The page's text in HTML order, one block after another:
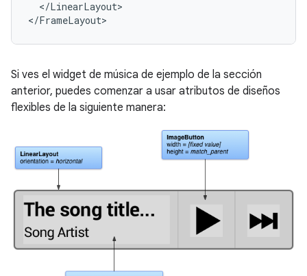
</LinearLayout>
</FrameLayout>
Si ves el widget de música de ejemplo de la sección
anterior, puedes comenzar a usar atributos de diseños
flexibles de la siguiente manera: